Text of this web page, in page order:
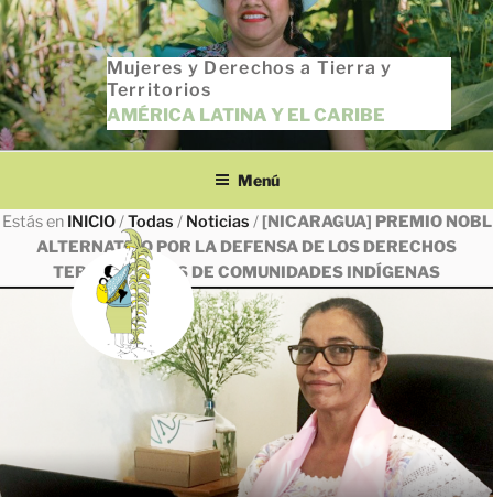
Saltar
al
contenido
Mujeres y Derechos a Tierra y
Territorios
AMÉRICA LATINA Y EL CARIBE
Menú
Estás en INICIO/Todas / Noticias /[NICARAGUA] PREMIO NOBL
ALTERNATIVO POR LA DEFENSA DE LOS DERECHOS
TERRITORIALES DE COMUNIDADES INDÍGENAS